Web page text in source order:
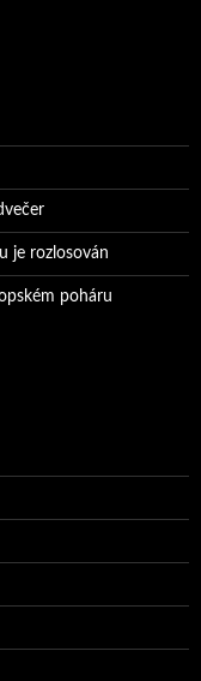
je rozlosován
poháru